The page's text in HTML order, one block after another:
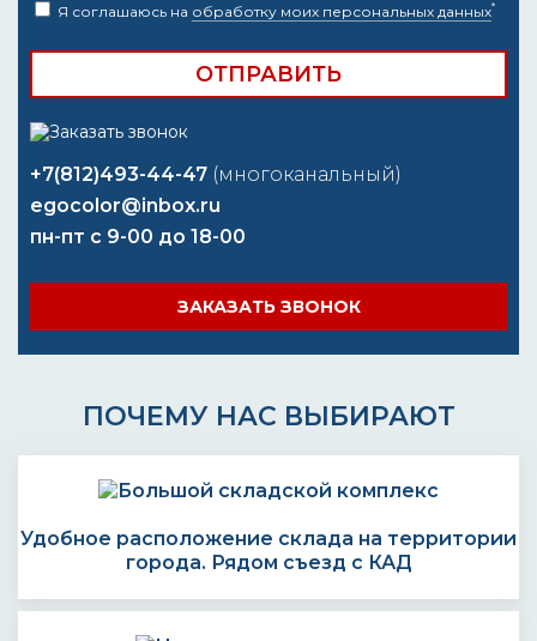
Я соглашаюсь на обработку моих персональных данных*
+7(812)493-44-47 (многоканальный)
egocolor@inbox.ru
пн-пт с 9-00 до 18-00
ЗАКАЗАТЬ ЗВОНОК
ПОЧЕМУ НАС ВЫБИРАЮТ
Удобное расположение склада на территории
города. Рядом съезд с КАД